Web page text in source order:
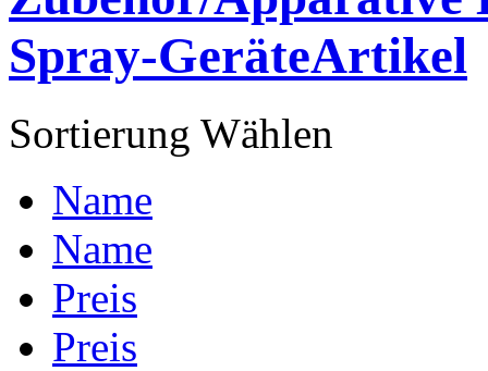
Spray-GeräteArtikel
Sortierung Wählen
Name
Name
Preis
Preis